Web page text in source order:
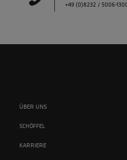
+49 (0)8232 / 5006-
ÜBER UNS
SCHÖFFEL
KARRIERE